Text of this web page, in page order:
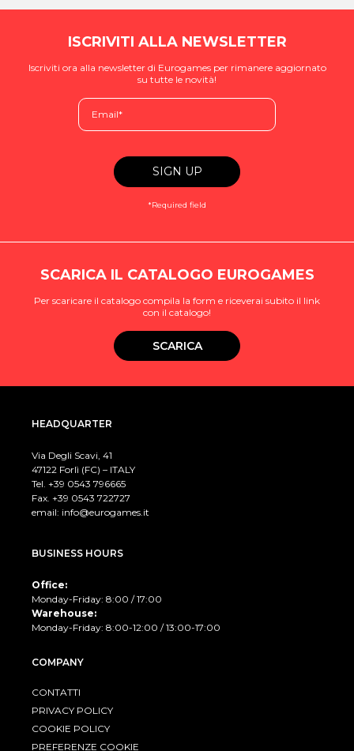
ISCRIVITI ALLA NEWSLETTER
Iscriviti ora alla newsletter di Eurogames per rimanere aggiornato
su tutte le novità!
*Required field
SCARICA IL CATALOGO EUROGAMES
Per scaricare il catalogo compila la form e riceverai subito il link
con il catalogo!
SCARICA
HEADQUARTER
Via Degli Scavi, 41
47122 Forlì (FC) – ITALY
Tel. +39 0543 796665
Fax. +39 0543 722727
email: info@eurogames.it
BUSINESS HOURS
Office:
Monday-Friday: 8:00 / 17:00
Warehouse:
Monday-Friday: 8:00-12:00 / 13:00-17:00
COMPANY
CONTATTI
PRIVACY POLICY
COOKIE POLICY
PREFERENZE COOKIE